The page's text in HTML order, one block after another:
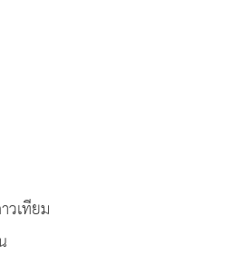
วเทียม